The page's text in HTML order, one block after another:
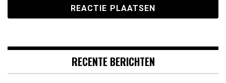
RECENTE BERICHTEN